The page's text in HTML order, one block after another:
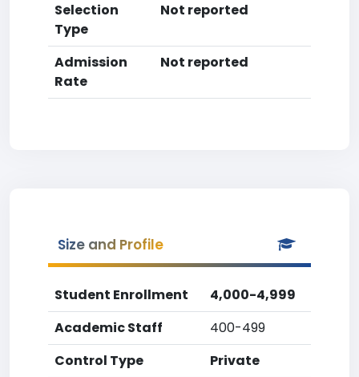
Selection
Type
Not reported
Admission
Rate
Not reported
Size and Profile
Student Enrollment
4,000-4,999
Academic Staff
400-499
Control Type
Private